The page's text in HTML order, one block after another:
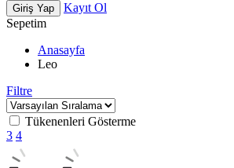
Giriş Yap
Kayıt Ol
Sepetim
Anasayfa
Leo
Filtre
Tükenenleri Gösterme
3 4